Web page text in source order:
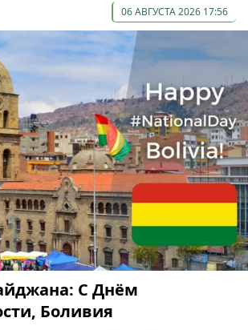
06 АВГУСТА 2026 17:56
С Днём
Боливия